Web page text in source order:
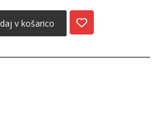
v košarico